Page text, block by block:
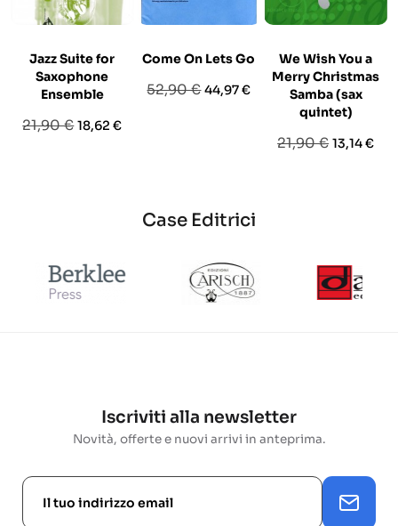
Jazz Suite for
Saxophone
Ensemble
Prezzo
21,90 €Prezzo
18,62 €
Come On Lets Go
Prezzo
52,90 €Prezzo
44,97 €
We Wish You a
Merry Christmas
Samba (sax
quintet)
Prezzo
21,90 € Prezzo
13,14 €
Case Editrici
Iscriviti alla newsletter
Novità, offerte e nuovi arrivi in anteprima.